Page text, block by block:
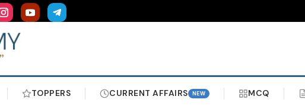
TOPPERS CURRENT AFFAIRS NEW MCQ